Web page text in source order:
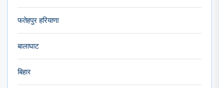
फतेहपुर हरियाणा
बालाघाट
बिहार